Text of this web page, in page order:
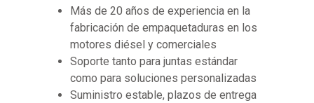
Más de 20 años de experiencia en la
fabricación de empaquetaduras en los
motores diésel y comerciales
Soporte tanto para juntas estándar
como para soluciones personalizadas
Suministro estable, plazos de entrega